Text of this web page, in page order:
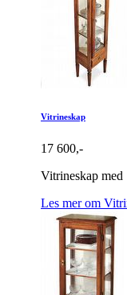
Vitrineskap
17 600,-
Vitrineskap med
Les mer om